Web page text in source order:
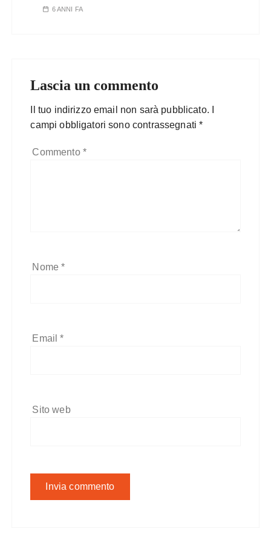
6 ANNI FA
Lascia un commento
Il tuo indirizzo email non sarà pubblicato.
campi obbligatori sono contrassegnati*
Commento *
Nome*
Email*
Sito web